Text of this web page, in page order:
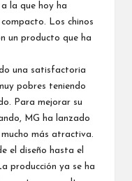
la que hoy ha
Los chinos
un producto que ha
una satisfactoria
pobres teniendo
Para mejorar su
, MG ha lanzado
más atractiva.
el diseño hasta el
producción ya se ha